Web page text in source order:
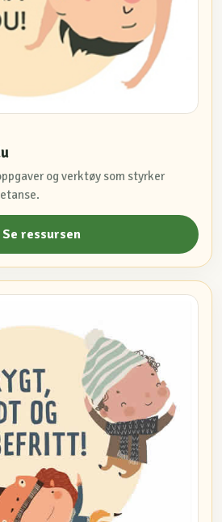
og verktøy som styrker
Se ressursen